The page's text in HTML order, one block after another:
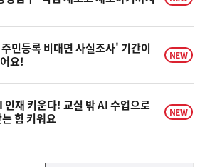
민등록 비대면 사실조사' 기간이
요!
NEW
인재 키운다! 교실 밖 AI 수업으로
힘 키워요
NEW